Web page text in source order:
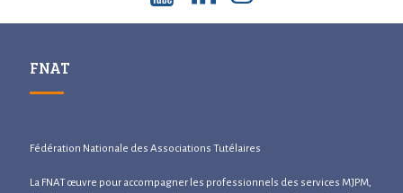
FNAT
Fédération Nationale des Associations Tutélaires
La FNAT œuvre pour accompagner les professionnels des services MJPM,